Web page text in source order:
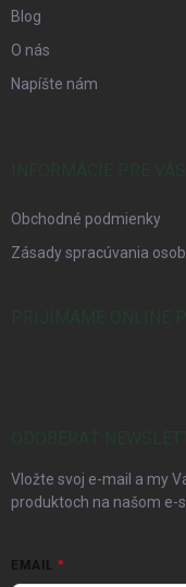
Blog
O nás
Napíšte nám
Obchodné podmienky
Zásady spracúvania
Vložte svoj e-mail a my
produktoch na našom e-
EMAIL